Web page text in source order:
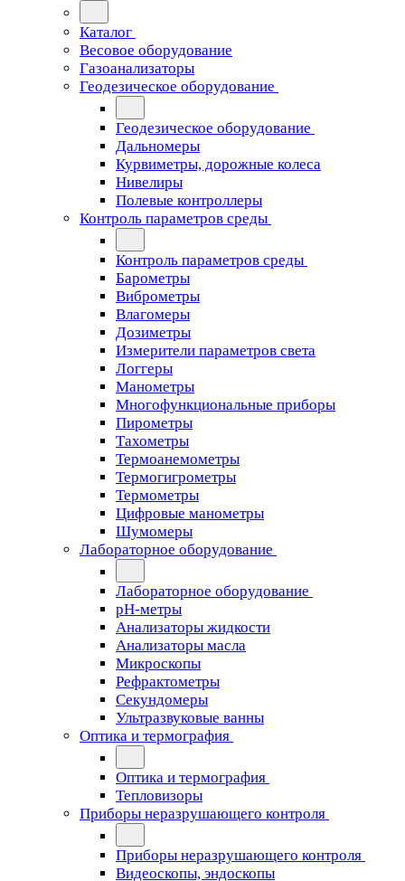
Каталог
Весовое оборудование
Газоанализаторы
Геодезическое оборудование
Геодезическое оборудование
Дальномеры
Курвиметры, дорожные колеса
Нивелиры
Полевые контроллеры
Контроль параметров среды
Контроль параметров среды
Барометры
Виброметры
Влагомеры
Дозиметры
Измерители параметров света
Логгеры
Манометры
Многофункциональные приборы
Пирометры
Тахометры
Термоанемометры
Термогигрометры
Термометры
Цифровые манометры
Шумомеры
Лабораторное оборудование
Лабораторное оборудование
pH-метры
Анализаторы жидкости
Анализаторы масла
Микроскопы
Рефрактометры
Секундомеры
Ультразвуковые ванны
Оптика и термография
Оптика и термография
Тепловизоры
Приборы неразрушающего контроля
Приборы неразрушающего контроля
Видеоскопы, эндоскопы